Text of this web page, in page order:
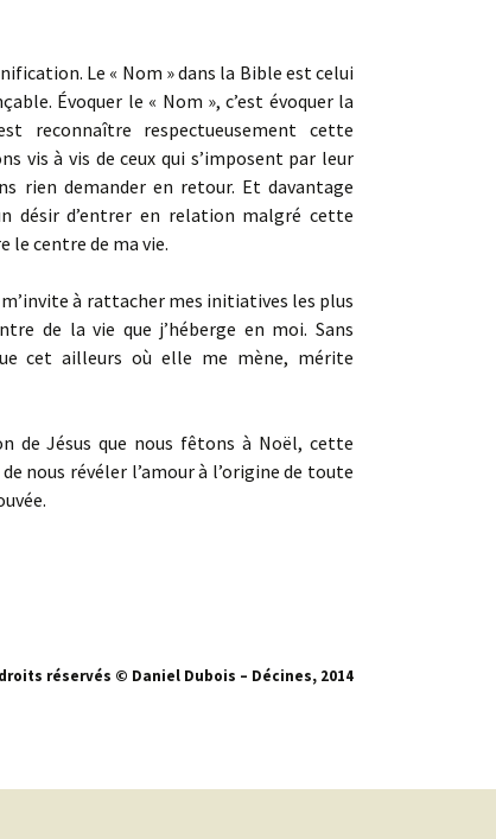
Le « Nom » dans la Bible est celui
Évoquer le « Nom », c’est évoquer la
reconnaître respectueusement cette
vis à vis de ceux qui s’imposent par leur
rien demander en retour. Et davantage
désir d’entrer en relation malgré cette
le centre de ma vie.
m’invite à rattacher mes initiatives les plus
de la vie que j’héberge en moi. Sans
cet ailleurs où elle me mène, mérite
de Jésus que nous fêtons à Noël, cette
nous révéler l’amour à l’origine de toute
réservés © Daniel Dubois – Décines, 2014